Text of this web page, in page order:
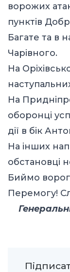
ворожих
пунктів
Багате та в
Чарівного.
На
На
оборонці
дії в бік
На інших
обстановці
Биймо
Перемогу!